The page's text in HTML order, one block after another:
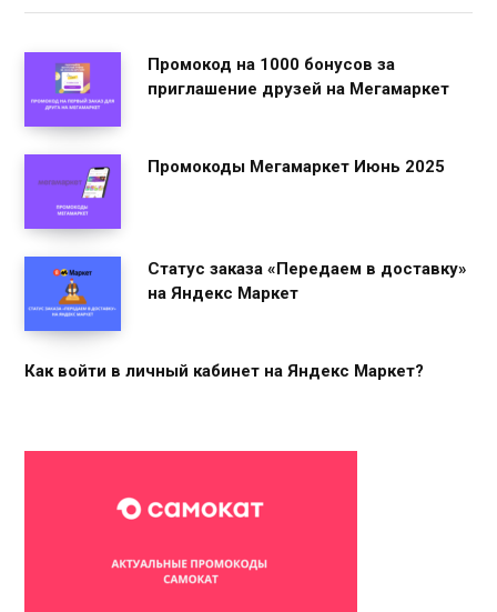
Промокод на 1000 бонусов за
приглашение друзей на Мегамаркет
Промокоды Мегамаркет Июнь 2025
Статус заказа «Передаем в доставку»
на Яндекс Маркет
Как войти в личный кабинет на Яндекс Маркет?